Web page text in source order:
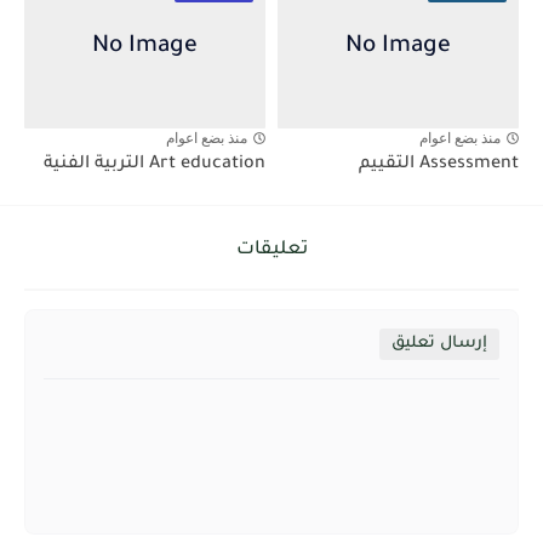
منذ بضع اعوام
Assessment التقييم
منذ بضع اعوام
Art education التربية الفنية
تعليقات
إرسال تعليق